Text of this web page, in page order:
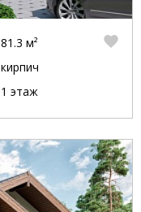
81.3 м²
кирпич
1 этаж